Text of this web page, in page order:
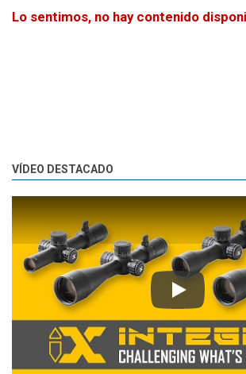
Lo sentimos, no hay contenido
VÍDEO DESTACADO
Play